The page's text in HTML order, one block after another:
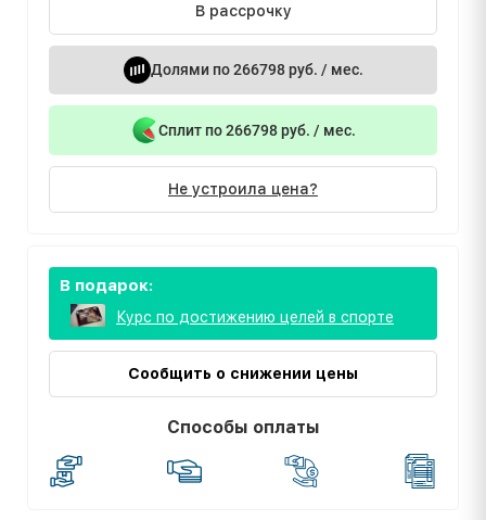
В рассрочку
Долями по 266798 руб. / мес.
Сплит по 266798 руб. / мес.
Не устроила цена?
В подарок:
Курс по достижению целей в спорте
Сообщить о снижении цены
Способы оплаты